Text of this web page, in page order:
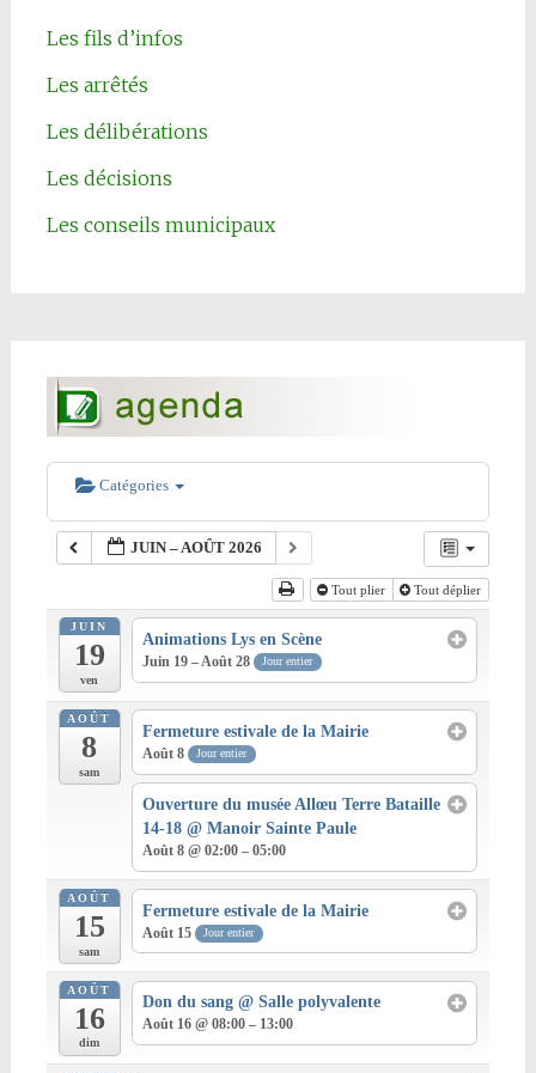
Les fils d’infos
Les arrêtés
Les délibérations
Les décisions
Les conseils municipaux
Catégories
JUIN – AOÛT 2026
Tout plier Tout déplier
JUIN
19
ven
Animations Lys en Scène
Juin 19 – Août 28 Jour entier
AOÛT
8
sam
Fermeture estivale de la Mairie
Août 8 Jour entier
Ouverture du musée Allœu Terre Bataille
14-18@ Manoir Sainte Paule
Août 8 @ 02:00 – 05:00
AOÛT
15
sam
Fermeture estivale de la Mairie
Août 15 Jour entier
AOÛT
16
dim
Don du sang@ Salle polyvalente
Août 16 @ 08:00 – 13:00